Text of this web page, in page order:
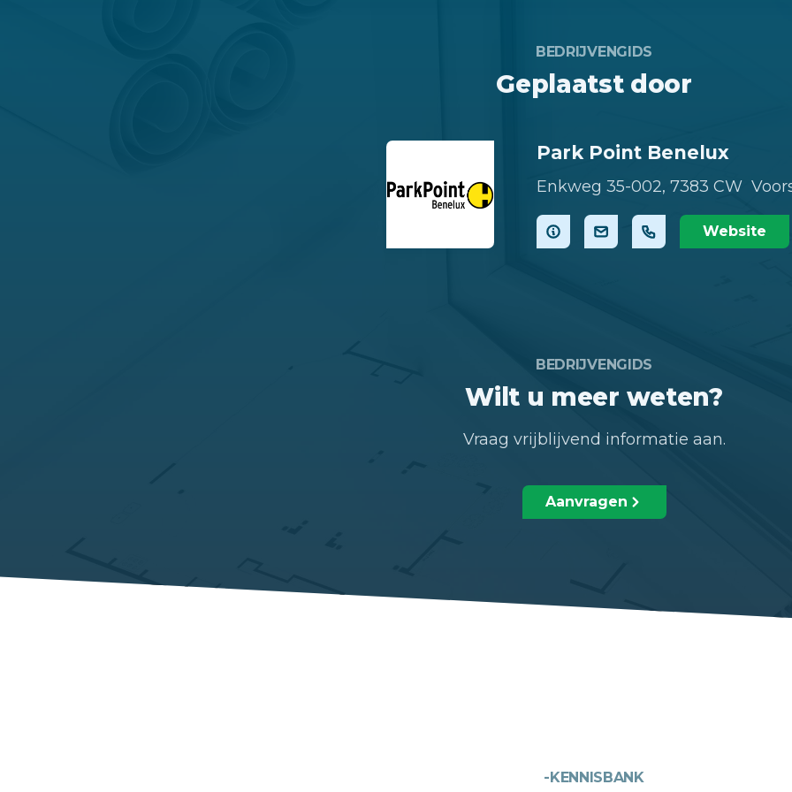
BEDRIJVENGIDS
Geplaatst door
Park Point Benelux
Enkweg 35-002, 7383 CW
Website
BEDRIJVENGIDS
Wilt u meer weten?
Vraag vrijblijvend informatie aan.
Aanvragen
-KENNISBANK